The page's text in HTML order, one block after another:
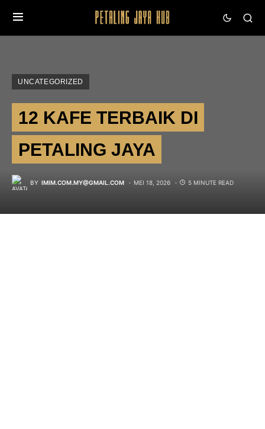
UNCATEGORIZED
12 KAFE TERBAIK DI
PETALING JAYA
BY IMIM.COM.MY@GMAIL.COM MEI 18, 2026 5 MINUTE READ